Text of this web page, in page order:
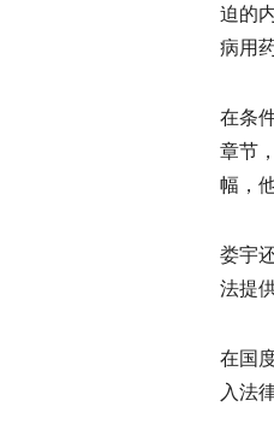
迫的
病用
在条
章节
幅，
娄宇
法提
在国
入法